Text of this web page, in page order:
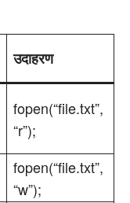
उदाहरण
fopen(“file.txt”,
“r”);
fopen(“file.txt”,
“w”);